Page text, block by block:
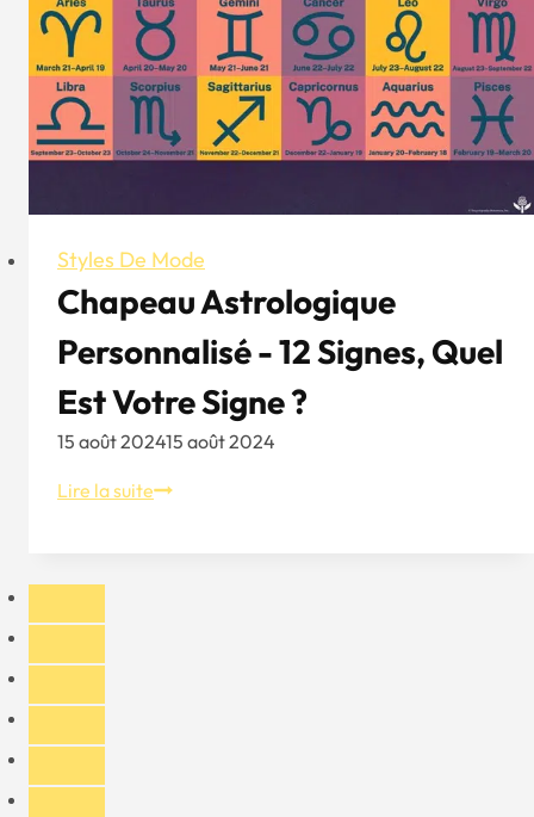
la
tendance
de
l'automne
et
de
Styles De Mode
Chapeau Astrologique
Personnalisé - 12 Signes, Quel
Est Votre Signe ?
15 août 202415 août 2024
Lire la suiteChapeau